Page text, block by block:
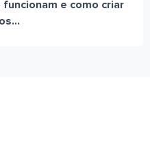
funcionam e como criar